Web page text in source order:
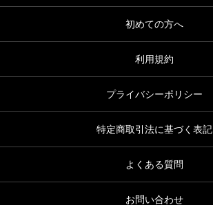
初めての方へ
利用規約
プライバシーポリシー
特定商取引法に基づく表記
よくある質問
お問い合わせ